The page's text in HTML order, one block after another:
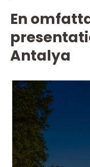
En
Antalya